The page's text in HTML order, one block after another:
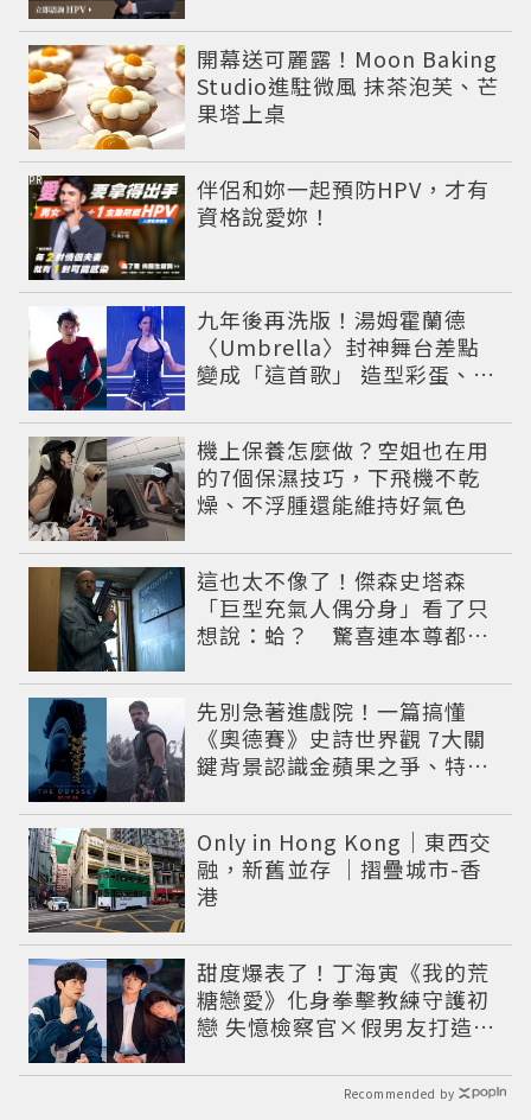
開幕送可麗露！Moon Baking
Studio進駐微風 抹茶泡芙、芒
果塔上桌
伴侶和妳一起預防HPV，才有
資格說愛妳！
PR
九年後再洗版！湯姆霍蘭德
〈Umbrella〉封神舞台差點
變成「這首歌」 造型彩蛋、暖
機上保養怎麼做？空姐也在用
的7個保濕技巧，下飛機不乾
燥、不浮腫還能維持好氣色
這也太不像了！傑森史塔森
「巨型充氣人偶分身」看了只
想說：蛤？ 驚喜連本尊都吐
先別急著進戲院！一篇搞懂
《奧德賽》史詩世界觀 7大關
鍵背景認識金蘋果之爭、特洛
Only in Hong Kong｜東西交
融，新舊並存 ｜摺疊城市-香
港
甜度爆表了！丁海寅《我的荒
糖戀愛》化身拳擊教練守護初
戀 失憶檢察官×假男友打造今
Recommended by